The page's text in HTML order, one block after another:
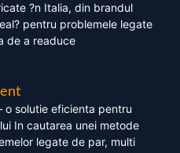
?n Italia, din brandul
pentru problemele legate
de a readuce
o solutie eficienta pentru
In cautarea unei metode
legate de par, multi